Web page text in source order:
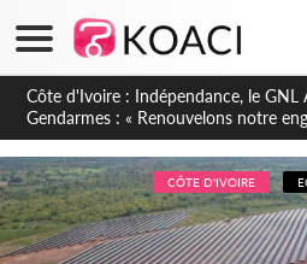
Sierra Leone : Un projet de réforme
gestation, points clés des
CÔTE D'IVOIRE